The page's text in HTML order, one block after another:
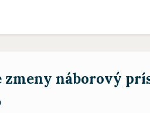
náborový